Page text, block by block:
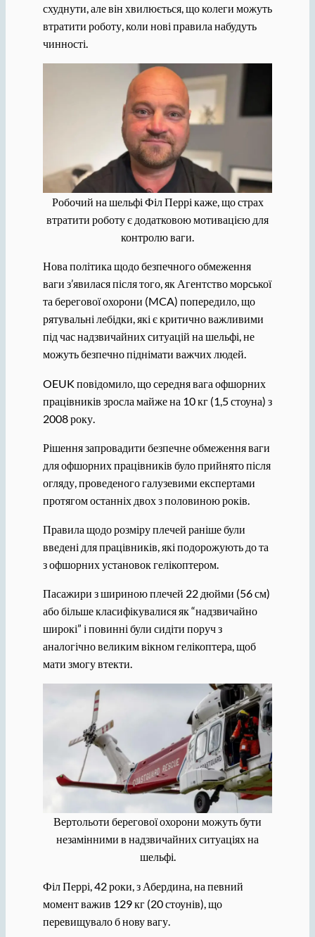
схуднути, але він хвилюється, що колеги можуть
втратити роботу, коли нові правила набудуть
чинності.
Робочий на шельфі Філ Перрі каже, що страх
втратити роботу є додатковою мотивацією для
контролю ваги.
Нова політика щодо безпечного обмеження
ваги з’явилася після того, як Агентство морської
та берегової охорони (MCA) попередило, що
рятувальні лебідки, які є критично важливими
під час надзвичайних ситуацій на шельфі, не
можуть безпечно піднімати важчих людей.
OEUK повідомило, що середня вага офшорних
працівників зросла майже на 10 кг (1,5 стоуна) з
2008 року.
Рішення запровадити безпечне обмеження ваги
для офшорних працівників було прийнято після
огляду, проведеного галузевими експертами
протягом останніх двох з половиною років.
Правила щодо розміру плечей раніше були
введені для працівників, які подорожують до та
з офшорних установок гелікоптером.
Пасажири з шириною плечей 22 дюйми (56 см)
або більше класифікувалися як “надзвичайно
широкі” і повинні були сидіти поруч з
аналогічно великим вікном гелікоптера, щоб
мати змогу втекти.
Вертольоти берегової охорони можуть бути
незамінними в надзвичайних ситуаціях на
шельфі.
Філ Перрі, 42 роки, з Абердина, на певний
момент важив 129 кг (20 стоунів), що
перевищувало б нову вагу.